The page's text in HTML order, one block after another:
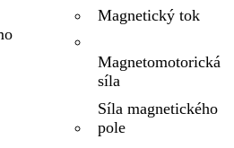
Magnetický tok
Magnetomotorická
síla
Síla magnetického
pole